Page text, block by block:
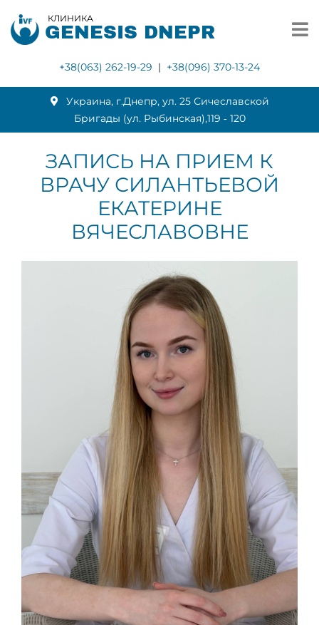
КЛИНИКА
GENESIS DNEPR
+38(063) 262-19-29 | +38(096) 370-13-24
Украина, г.Днепр, ул. 25 Сичеславской
Бригады (ул. Рыбинская),119 ‑ 120
ЗАПИСЬ НА ПРИЕМ К
ВРАЧУ СИЛАНТЬЕВОЙ
ЕКАТЕРИНЕ
ВЯЧЕСЛАВОВНЕ